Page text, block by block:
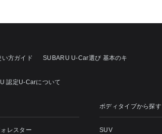
い方ガイド SUBARU U-Car選び 基本のキ
認定U-Carについて
レスター
ボディタイプから探す
SUV